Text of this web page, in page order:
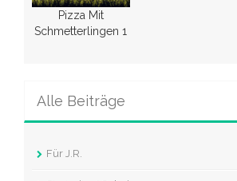
Pizza Mit
Schmetterlingen 1
Alle Beiträge
Für J.R.